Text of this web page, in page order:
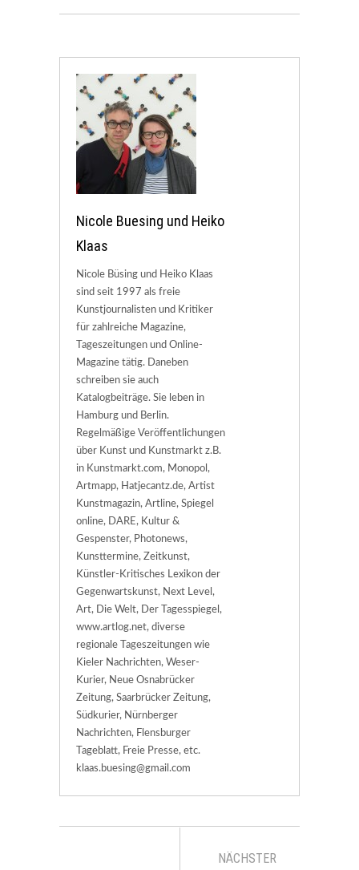
Nicole Buesing und Heiko
Klaas
Nicole Büsing und Heiko Klaas
sind seit 1997 als freie
Kunstjournalisten und Kritiker
für zahlreiche Magazine,
Tageszeitungen und Online-
Magazine tätig. Daneben
schreiben sie auch
Katalogbeiträge. Sie leben in
Hamburg und Berlin.
Regelmäßige Veröffentlichungen
über Kunst und Kunstmarkt z.B.
in Kunstmarkt.com, Monopol,
Artmapp, Hatjecantz.de, Artist
Kunstmagazin, Artline, Spiegel
online, DARE, Kultur &
Gespenster, Photonews,
Kunsttermine, Zeitkunst,
Künstler-Kritisches Lexikon der
Gegenwartskunst, Next Level,
Art, Die Welt, Der Tagesspiegel,
www.artlog.net, diverse
regionale Tageszeitungen wie
Kieler Nachrichten, Weser-
Kurier, Neue Osnabrücker
Zeitung, Saarbrücker Zeitung,
Südkurier, Nürnberger
Nachrichten, Flensburger
Tageblatt, Freie Presse, etc.
klaas.buesing@gmail.com
NÄCHSTER